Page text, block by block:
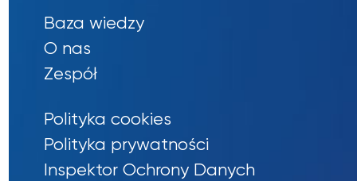
Baza wiedzy
O nas
Zespół
Polityka cookies
Polityka prywatności
Inspektor Ochrony Danych